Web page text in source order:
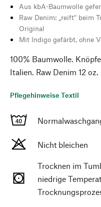
Aus kbA-Baumwolle
Raw Denim: „reift“ beim
Original
Mit Indigo gefärbt, ohne
100% Baumwolle.
Italien. Raw Denim 12 oz.
Pflegehinweise Textil
Nicht bleichen
Trocknen im
niedrige